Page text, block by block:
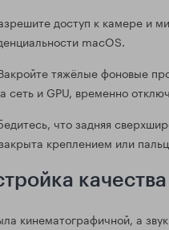
доступ к камере и
macOS.
тяжёлые фоновые
сеть и GPU, временно
что задняя
креплением или
качества
кинематографичной, а